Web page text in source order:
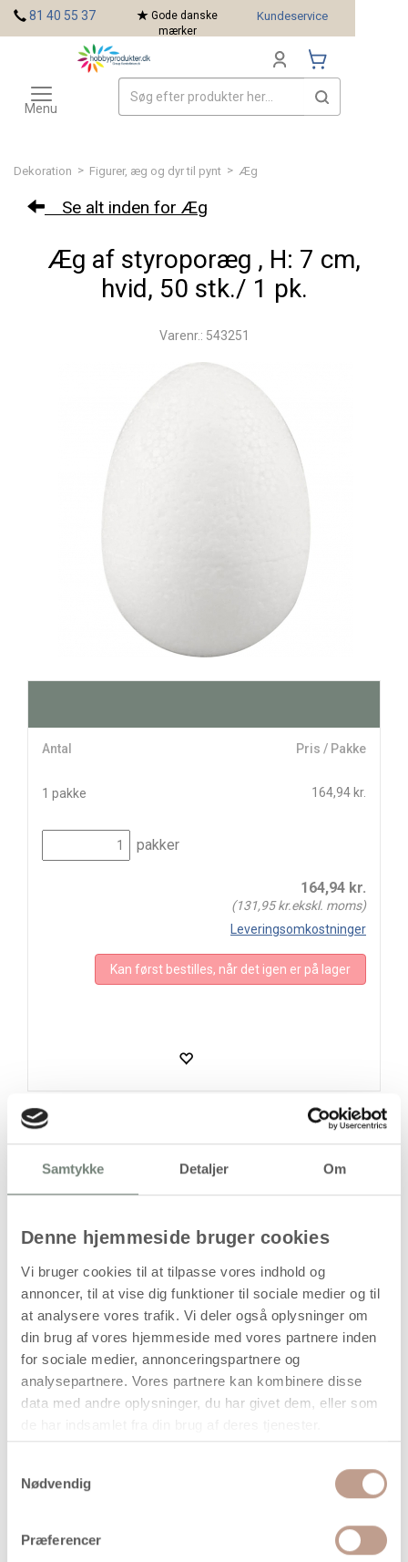
Samtykke Detaljer Om
Denne hjemmeside bruger cookies
Vi bruger cookies til at tilpasse vores indhold og
annoncer, til at vise dig funktioner til sociale medier og til
at analysere vores trafik. Vi deler også oplysninger om
din brug af vores hjemmeside med vores partnere inden
for sociale medier, annonceringspartnere og
analysepartnere. Vores partnere kan kombinere disse
data med andre oplysninger, du har givet dem, eller som
Nødvendig
Præferencer
Dekoration > Figurer, æg og dyr til pynt > Æg
Se alt inden for Æg
Æg af styroporæg , H: 7 cm,
hvid, 50 stk./ 1 pk.
Varenr.: 543251
Antal Pris / Pakke
1 pakke 164,94 kr.
pakker
164,94 kr.
(131,95kr.ekskl. moms)
Leveringsomkostninger
Kan først bestilles, når det igen er på lager
Bestillingsvare
Forventet levering: 16-10-2026
Styroporæg i hvid – H: 7 cm, 50 stk
Disse hvide æg er fremstillet i styropor og leveres i en
pakke med 50 stk. Den lette konstruktion gør dem
velegnede til ophæng, borddekorationer og kreative
projekter, hvor der ønskes en formfast og dekorativ base.
Overfladen kan anvendes, som den er, eller dekoreres
sæsonudsmykning i forbindelse med påske eller forår.
Tekniske specifikationer
81 40 55 37
Gode danske
mærker
Kundeservice
Toggle
navigation
Menu
Mærker